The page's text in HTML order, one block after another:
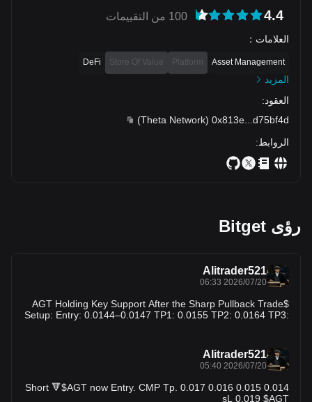
4.4 100 من التقييمات
العلامات ：
Asset Management
Platform
Store Of Value
DeFi
المزيد
العقود:
0x813e
d75bf4d
(
Theta Network
)
الروابط:
رؤى Bitget
Alitrader521
2026/07/20 06:33
$AGT Holding Key Support After the Sharp Pullback Trade
Setup: Entry: 0.0144–0.0147 TP1: 0.0155 TP2: 0.0164 TP3:
Alitrader521
2026/07/20 05:40
Short 🔻$AGT now Entry. CMP Tp. 0.017 0.016 0.015 0.014
sL 0.019 $AGT